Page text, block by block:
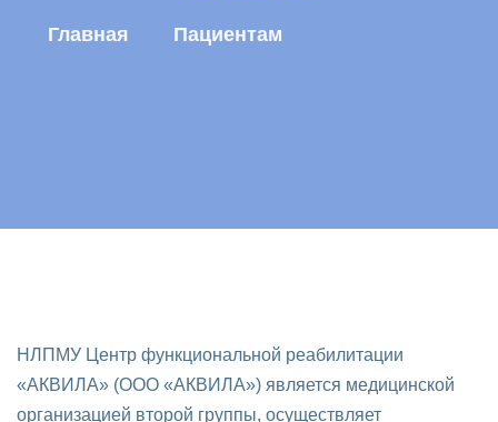
Главная Пациентам
НЛПМУ Центр функциональной реабилитации
«АКВИЛА» (ООО «АКВИЛА») является медицинской
организацией второй группы, осуществляет